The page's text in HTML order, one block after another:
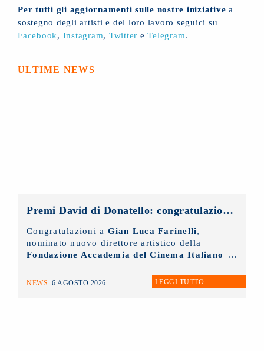
Per tutti gli aggiornamenti sulle nostre iniziative a
sostegno degli artisti e del loro lavoro seguici su
Facebook, Instagram, Twitter eTelegram.
ULTIME NEWS
Premi David di Donatello: congratulazioni al nuovo direttore artistico, Gian Luca Farinelli
Congratulazioni a Gian Luca Farinelli,
nominato nuovo direttore artistico della
Fondazione Accademia del Cinema Italiano
NUOVO IMAIEè socio sostenitore.
NEWS 6 AGOSTO 2026 LEGGI TUTTO